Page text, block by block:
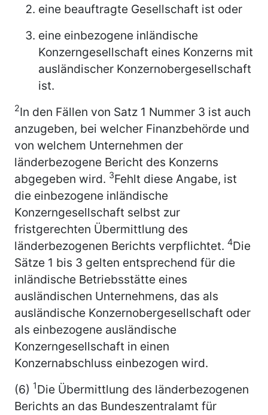
eine beauftragte Gesellschaft ist oder
eine einbezogene inländische
Konzerngesellschaft eines Konzerns mit
ausländischer Konzernobergesellschaft
ist.
2In den Fällen von Satz 1 Nummer 3 ist auch
anzugeben, bei welcher Finanzbehörde und
von welchem Unternehmen der
länderbezogene Bericht des Konzerns
abgegeben wird. 3Fehlt diese Angabe, ist
die einbezogene inländische
Konzerngesellschaft selbst zur
fristgerechten Übermittlung des
länderbezogenen Berichts verpflichtet. 4Die
Sätze 1 bis 3 gelten entsprechend für die
inländische Betriebsstätte eines
ausländischen Unternehmens, das als
ausländische Konzernobergesellschaft oder
als einbezogene ausländische
Konzerngesellschaft in einen
Konzernabschluss einbezogen wird.
(6) 1Die Übermittlung des länderbezogenen
Berichts an das Bundeszentralamt für